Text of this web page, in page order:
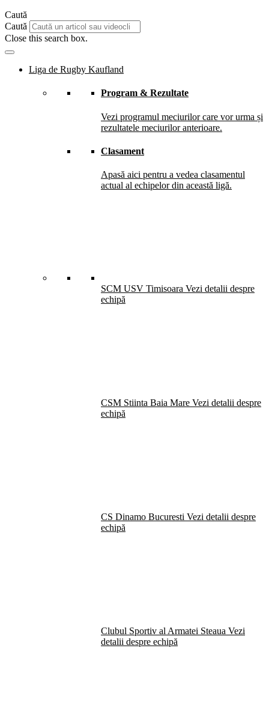
Caută
Caută
Close this search box.
Liga de Rugby Kaufland
Program & Rezultate
Vezi programul meciurilor care vor urma și
rezultatele meciurilor anterioare.
Clasament
Apasă aici pentru a vedea clasamentul
actual al echipelor din această ligă.
SCM USV Timisoara Vezi detalii despre
echipă
CSM Stiinta Baia Mare Vezi detalii despre
echipă
CS Dinamo Bucuresti Vezi detalii despre
echipă
Clubul Sportiv al Armatei Steaua Vezi
detalii despre echipă